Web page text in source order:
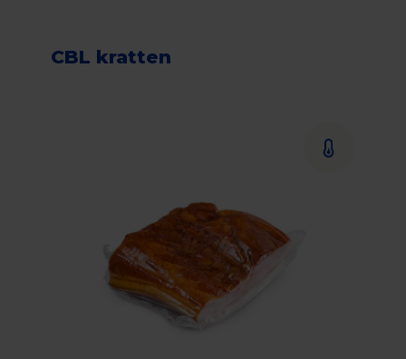
CBL kratten